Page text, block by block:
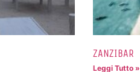
ZANZIBAR
Leggi Tutto »